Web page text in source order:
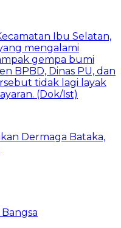
Dermaga Bataka,